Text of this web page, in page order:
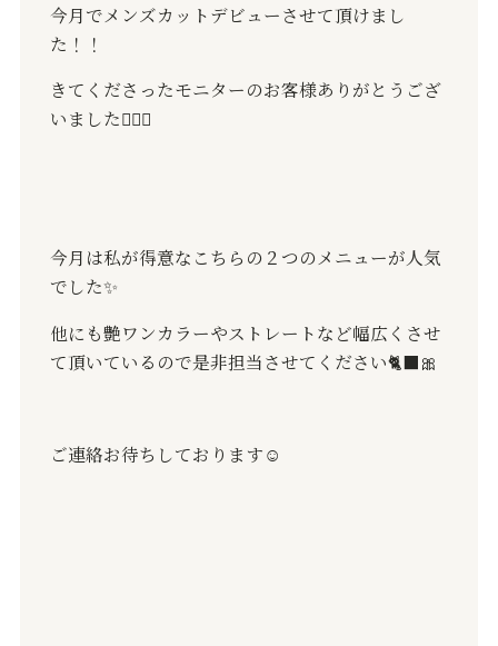
今月でメンズカットデビューさせて頂けまし
た！！
きてくださったモニターのお客様ありがとうござ
いました🙇🏻‍♀️
今月は私が得意なこちらの２つのメニューが人気
でした✨
他にも艶ワンカラーやストレートなど幅広くさせ
て頂いているので是非担当させてください🐈‍⬛🎀
ご連絡お待ちしております☺️